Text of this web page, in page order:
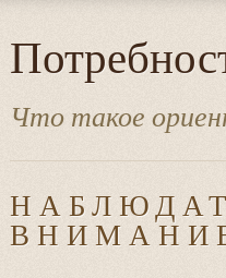
Что такое